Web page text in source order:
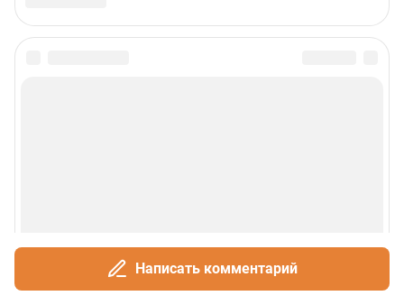
Написать комментарий